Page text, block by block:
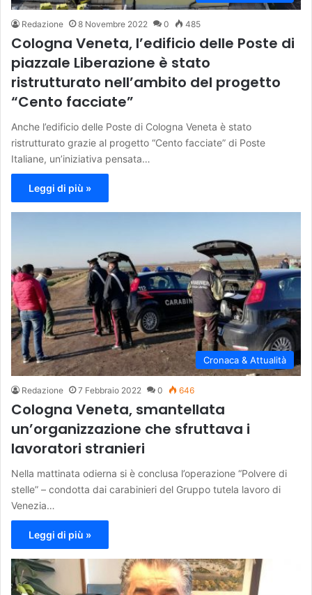
Redazione 8 Novembre 2022 0 485
Cologna Veneta, l’edificio delle Poste di
piazzale Liberazione è stato
ristrutturato nell’ambito del progetto
“Cento facciate”
Anche l’edificio delle Poste di Cologna Veneta è stato
ristrutturato grazie al progetto “Cento facciate” di Poste
Italiane, un’iniziativa pensata…
Leggi di più »
Cronaca & Attualità
Redazione 7 Febbraio 2022 0 646
Cologna Veneta, smantellata
un’organizzazione che sfruttava i
lavoratori stranieri
Nella mattinata odierna si è conclusa l’operazione “Polvere di
stelle” – condotta dai carabinieri del Gruppo tutela lavoro di
Venezia…
Leggi di più »